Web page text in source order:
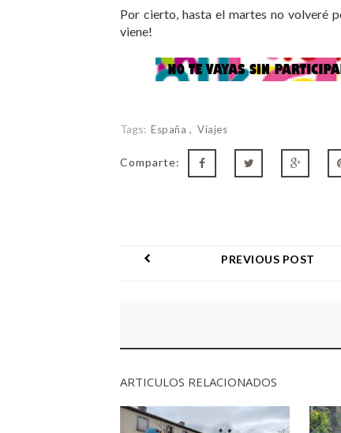
Por cierto, hasta el martes no volveré
viene!
Tags: España Viajes
Comparte:
PREVIOUS POST
ARTICULOS RELACIONADOS